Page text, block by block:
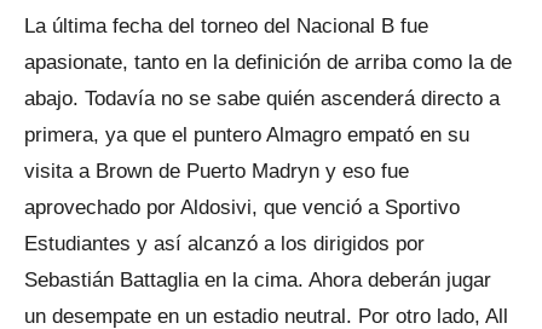
La última fecha del torneo del Nacional B fue
apasionate, tanto en la definición de arriba como la de
abajo. Todavía no se sabe quién ascenderá directo a
primera, ya que el puntero Almagro empató en su
visita a Brown de Puerto Madryn y eso fue
aprovechado por Aldosivi, que venció a Sportivo
Estudiantes y así alcanzó a los dirigidos por
Sebastián Battaglia en la cima. Ahora deberán jugar
un desempate en un estadio neutral. Por otro lado, All